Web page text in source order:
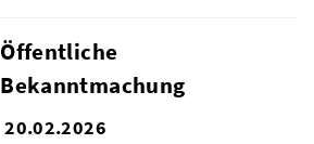
Öffentliche
Bekanntmachung
20.02.2026